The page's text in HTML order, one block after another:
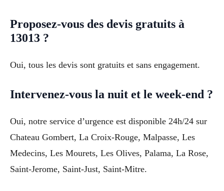
Proposez-vous des devis gratuits à
13013 ?
Oui, tous les devis sont gratuits et sans engagement.
Intervenez-vous la nuit et le week-end ?
Oui, notre service d’urgence est disponible 24h/24 sur
Chateau Gombert, La Croix-Rouge, Malpasse, Les
Medecins, Les Mourets, Les Olives, Palama, La Rose,
Saint-Jerome, Saint-Just, Saint-Mitre.